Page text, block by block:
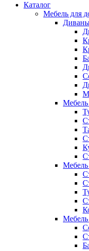
Каталог
Мебель для
Мебель
Мебель